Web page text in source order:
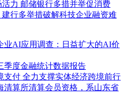
力 邮储银行多措并举促消费
行多举措破解科技企业融资难
业AI应用调查：日益扩大的AI价
季度金融统计数据报告
支付 全力支撑实体经济跨境前行
清算所清算会员资格，系山东省